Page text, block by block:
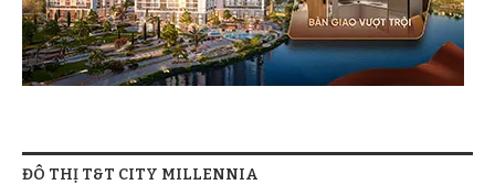
ĐÔ THỊ T&T CITY MILLENNIA